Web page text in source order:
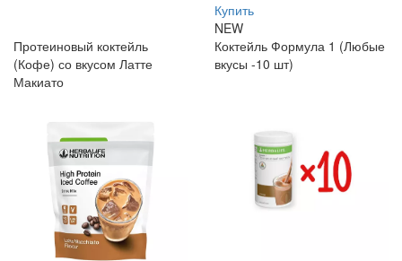
Купить
NEW
Протеиновый коктейль
(Кофе) со вкусом Латте
Макиато
Коктейль Формула 1 (Любые
вкусы -10 шт)